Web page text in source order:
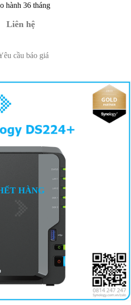
hành 36 tháng
Liên hệ
cầu báo giá
HÀNG